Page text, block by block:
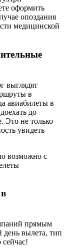
оформить
опоздания
медицинской
выглядят
в
авиабилеты в
до
Это не только
увидеть
возможно с
прямым
день вылета, тип
сейчас!